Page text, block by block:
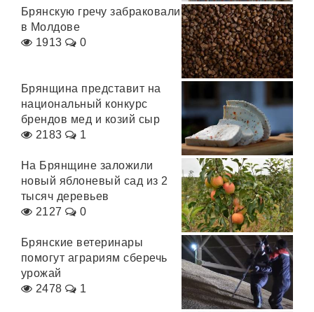
Брянскую гречу забраковали
в Молдове
1913
0
Брянщина представит на
национальный конкурс
брендов мед и козий сыр
2183
1
На Брянщине заложили
новый яблоневый сад из 2
тысяч деревьев
2127
0
Брянские ветеринары
помогут аграриям сберечь
урожай
2478
1